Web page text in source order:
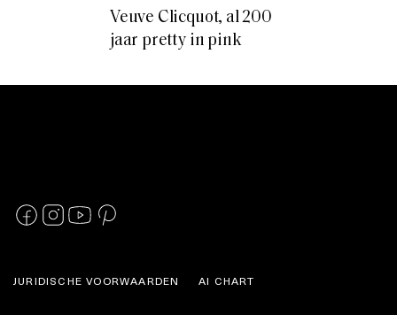
Veuve Clicquot, al 200
jaar pretty in pink
JURIDISCHE VOORWAARDEN AI CHART